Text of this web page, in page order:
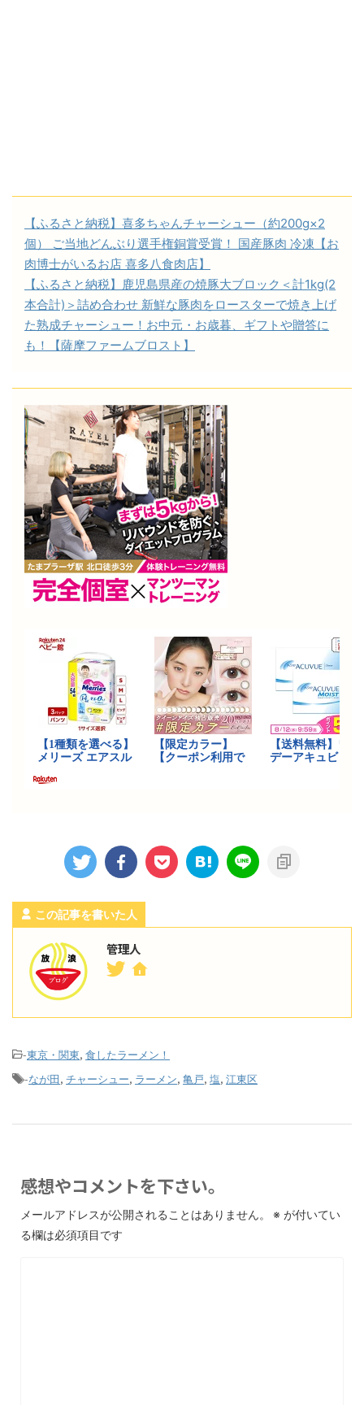
【ふるさと納税】喜多ちゃんチャーシュー（約200g×2
個） ご当地どんぶり選手権銅賞受賞！ 国産豚肉 冷凍【お
肉博士がいるお店 喜多八食肉店】
【ふるさと納税】鹿児島県産の焼豚大ブロック＜計1kg(2
本合計)＞詰め合わせ 新鮮な豚肉をロースターで焼き上げ
た熟成チャーシュー！お中元・お歳暮、ギフトや贈答に
も！【薩摩ファームブロスト】
この記事を書いた人
管理人
-東京・関東, 食したラーメン！
-なが田, チャーシュー, ラーメン, 亀戸, 塩, 江東区
感想やコメントを下さい。
メールアドレスが公開されることはありません。 ※ が付いてい
る欄は必須項目です